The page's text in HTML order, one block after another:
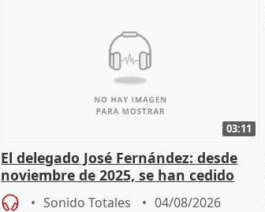
03:11
El delegado José Fernández: desde
noviembre de 2025, se han cedido
9.810 ayudas por nacimiento
Sonido Totales 04/08/2026